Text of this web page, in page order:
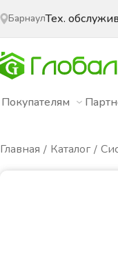
БарнаулТех.
Покупателям
Главная Каталог